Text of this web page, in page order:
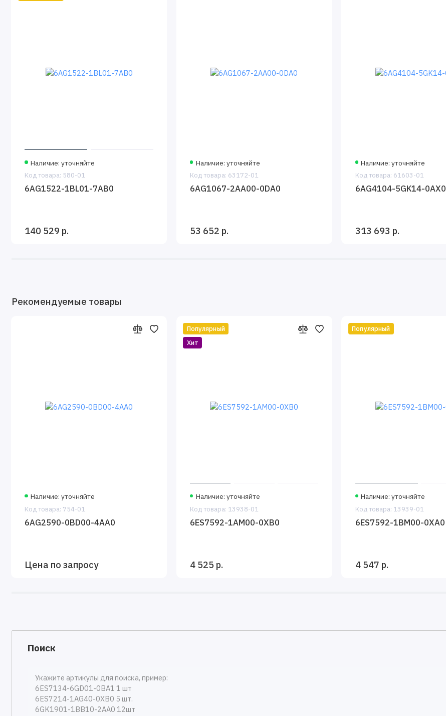
Наличие: уточняйте
Код товара: 580-01
6AG1522-1BL01-7AB0
140 529 р.
Наличие: уточняйте
Код товара: 63172-01
6AG1067-2AA00-0DA0
53 652 р.
Наличие: уточняйте
Код товара: 61603-01
6AG4104-5GK14-0AX0
313 693 р.
Рекомендуемые товары
Наличие: уточняйте
Код товара: 754-01
6AG2590-0BD00-4AA0
Цена по запросу
Популярный
Хит
Наличие: уточняйте
Код товара: 13938-01
6ES7592-1AM00-0XB0
4 525 р.
Популярный
Наличие: уточняйте
Код товара: 13939-01
6ES7592-1BM00-0XA0
4 547 р.
Поиск